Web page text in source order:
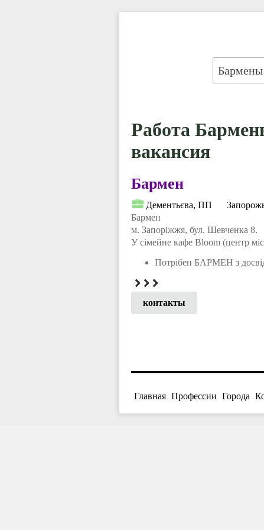
Работа
вакансия
Бармен
Дементьєва, ПП
Бармен
м. Запоріжжя, бул. Шевченка 8.
У сімейне кафе Вloom (центр
Потрібен БАРМЕН з
контакты
Главная Профессии Города